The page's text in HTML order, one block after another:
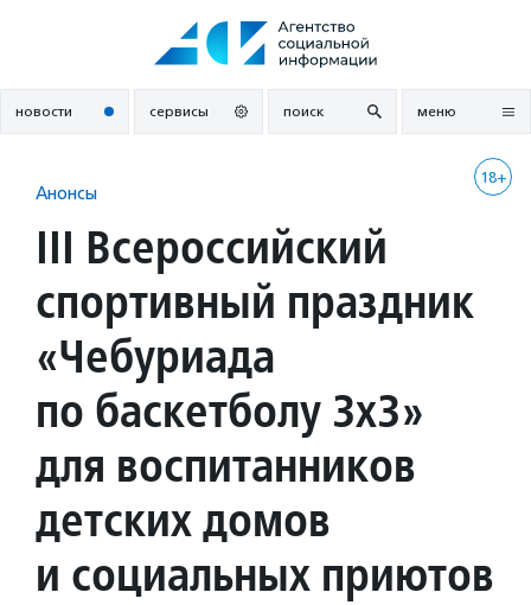
новости сервисы поиск меню
18+
Анонсы
III Всероссийский
спортивный праздник
«Чебуриада
по баскетболу 3х3»
для воспитанников
детских домов
и социальных приютов